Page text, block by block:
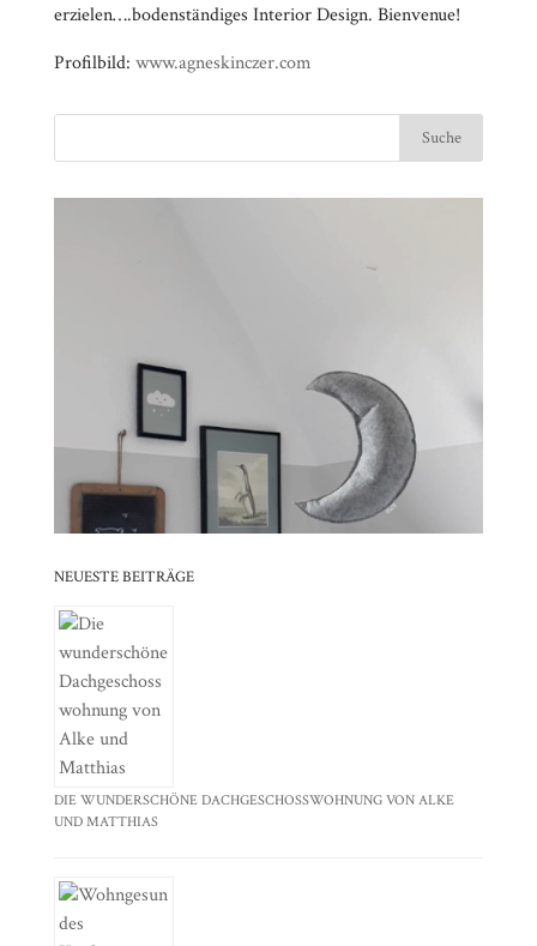
erzielen….bodenständiges Interior Design. Bienvenue!
Profilbild: www.agneskinczer.com
⠀⠀⠀⠀⠀⠀⠀⠀⠀⠀⠀⠀⠀⠀⠀⠀⠀⠀⠀⠀⠀⠀⠀⠀⠀⠀⠀⠀⠀
⠀⠀⠀⠀⠀⠀⠀⠀⠀⠀⠀⠀⠀⠀⠀⠀⠀⠀⠀⠀⠀⠀
⠀⠀⠀⠀⠀⠀⠀⠀⠀⠀⠀⠀⠀⠀⠀⠀⠀⠀⠀⠀⠀⠀⠀⠀⠀⠀⠀⠀⠀
⠀⠀⠀⠀⠀⠀⠀⠀⠀⠀⠀⠀⠀⠀⠀⠀⠀⠀⠀⠀⠀⠀
NEUESTE BEITRÄGE
DIE WUNDERSCHÖNE DACHGESCHOSSWOHNUNG VON ALKE
UND MATTHIAS